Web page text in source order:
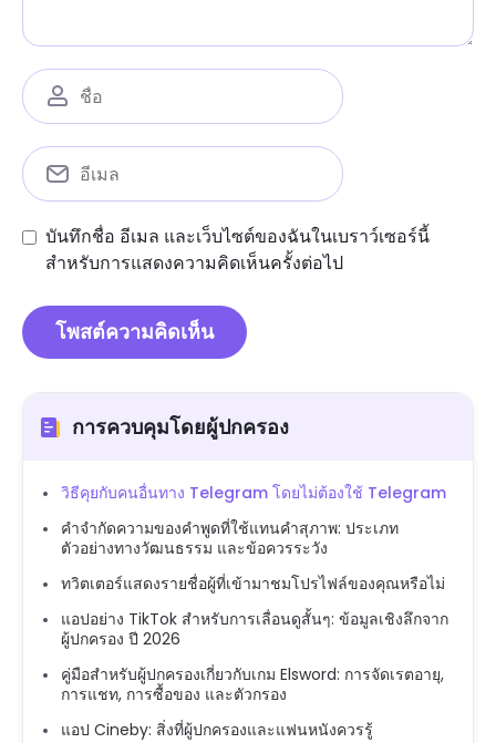
บันทึกชื่อ อีเมล และเว็บไซต์ของฉันในเบราว์เซอร์นี้
สำหรับการแสดงความคิดเห็นครั้งต่อไป
การควบคุมโดยผู้ปกครอง
วิธีคุยกับคนอื่นทาง Telegram โดยไม่ต้องใช้ Telegram
คำจำกัดความของคำพูดที่ใช้แทนคำสุภาพ: ประเภท
ตัวอย่างทางวัฒนธรรม และข้อควรระวัง
ทวิตเตอร์แสดงรายชื่อผู้ที่เข้ามาชมโปรไฟล์ของคุณหรือไม่
แอปอย่าง TikTok สำหรับการเลื่อนดูสั้นๆ: ข้อมูลเชิงลึกจาก
ผู้ปกครอง ปี 2026
คู่มือสำหรับผู้ปกครองเกี่ยวกับเกม Elsword: การจัดเรตอายุ,
การแชท, การซื้อของ และตัวกรอง
แอป Cineby: สิ่งที่ผู้ปกครองและแฟนหนังควรรู้